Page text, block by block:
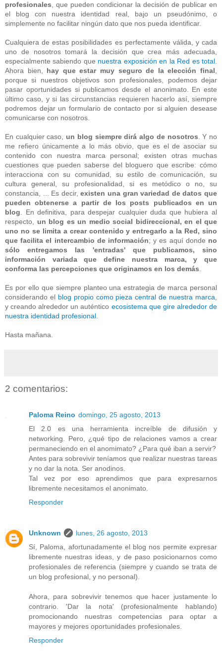
profesionales, que pueden condicionar la decisión de publicar en
el blog con nuestra identidad real, bajo un pseudónimo, o
simplemente no facilitar ningún dato que nos pueda identificar.
Cualquiera de estas posibilidades es perfectamente válida, y cada
uno de nosotros tomará la decisión que crea más adecuada,
especialmente sabiendo que nuestra exposición en la Red es total.
Ahora bien, hay que estar muy seguro de la elección final,
porque si nuestros objetivos son profesionales, podemos dejar
pasar oportunidades si publicamos desde el anonimato. En este
último caso, y si las circunstancias requieren hacerlo así, siempre
podremos dejar un formulario de contacto por si alguien desease
comunicarse con nosotros.
En cualquier caso, un blog siempre dirá algo de nosotros. Y no
me refiero únicamente a lo más obvio, que es el de asociar su
contenido con nuestra marca personal; existen otras muchas
cuestiones que pueden saberse del bloguero que escribe: cómo
interacciona con su comunidad, su estilo de comunicación, su
cultura general, su profesionalidad, si es metódico o no, su
constancia, ... Es decir,existen una gran variedad de datos que
pueden obtenerse a partir de los posts publicados en un
blog. En definitiva, para despejar cualquier duda que hubiera al
respecto, un blog es un medio social bidireccional, en el que
uno no se limita a crear contenido y entregarlo a la Red, sino
que facilita el intercambio de información; y es aquí donde no
sólo entregamos las 'entradas' que publicamos, sino
información variada que define nuestra marca, y que
conforma las percepciones que originamos en los demás.
Es por ello que siempre planteo una estrategia de marca personal
considerando el blog propio como pieza central de nuestra marca,
y creando alrededor un auténtico ecosistema que gire alrededor de
nuestra identidad profesional.
Hasta mañana.
2 comentarios:
Paloma Reino domingo, 25 agosto, 2013
El 2.0 es una herramienta increíble de difusión y
networking. Pero, ¿qué tipo de relaciones vamos a crear
permaneciendo en el anomimato? ¿Para qué iban a servir?
Antes para sobrevivir teníamos que realizar nuestras tareas
y no dar la nota. Ser anodinos.
Tal vez por eso aprendimos que para expresarnos
libremente necesitamos el anonimato.
Responder
Unknown
lunes, 26 agosto, 2013
Sí, Paloma, afortunadamente el blog nos permite expresar
libremente nuestras ideas, y de paso posicionarnos como
profesionales de referencia (siempre y cuando se trata de
un blog profesional, y no personal).
Ahora, para sobrevivir tenemos que hacer justamente lo
contrario. 'Dar la nota' (profesionalmente hablando)
promocionando nuestras competencias para optar a
mayores y mejores oportunidades profesionales.
Responder